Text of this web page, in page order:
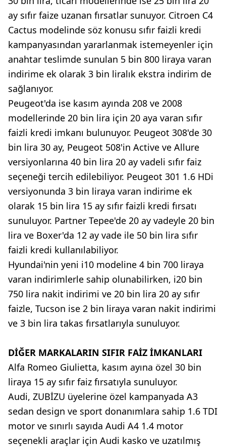
ay sıfır faize uzanan fırsatlar sunuyor. Citroen C4
Cactus modelinde söz konusu sıfır faizli kredi
kampanyasından yararlanmak istemeyenler için
anahtar teslimde sunulan 5 bin 800 liraya varan
indirime ek olarak 3 bin liralık ekstra indirim de
sağlanıyor.
Peugeot'da ise kasım ayında 208 ve 2008
modellerinde 20 bin lira için 20 aya varan sıfır
faizli kredi imkanı bulunuyor. Peugeot 308'de 30
bin lira 30 ay, Peugeot 508'in Active ve Allure
versiyonlarına 40 bin lira 20 ay vadeli sıfır faiz
seçeneği tercih edilebiliyor. Peugeot 301 1.6 HDi
versiyonunda 3 bin liraya varan indirime ek
olarak 15 bin lira 15 ay sıfır faizli kredi fırsatı
sunuluyor. Partner Tepee'de 20 ay vadeyle 20 bin
lira ve Boxer'da 12 ay vade ile 50 bin lira sıfır
faizli kredi kullanılabiliyor.
Hyundai'nin yeni i10 modeline 4 bin 700 liraya
varan indirimlerle sahip olunabilirken, i20 bin
750 lira nakit indirimi ve 20 bin lira 20 ay sıfır
faizle, Tucson ise 2 bin liraya varan nakit indirimi
ve 3 bin lira takas fırsatlarıyla sunuluyor.
DİĞER MARKALARIN SIFIR FAİZ İMKANLARI
Alfa Romeo Giulietta, kasım ayına özel 30 bin
liraya 15 ay sıfır faiz fırsatıyla sunuluyor.
Audi, ZUBİZU üyelerine özel kampanyada A3
sedan design ve sport donanımlara sahip 1.6 TDI
motor ve sınırlı sayıda Audi A4 1.4 motor
seçenekli araçlar için Audi kasko ve uzatılmış